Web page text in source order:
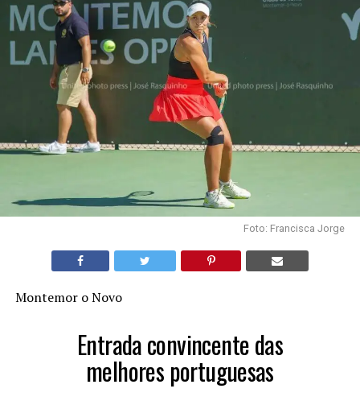
Foto: Francisca Jorge
Montemor o Novo
Entrada convincente das
melhores portuguesas